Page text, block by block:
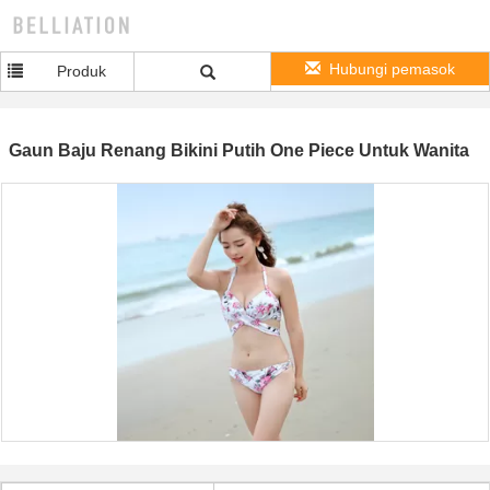
Produk Hubungi pemasok
Gaun Baju Renang Bikini Putih One Piece Untuk Wanita